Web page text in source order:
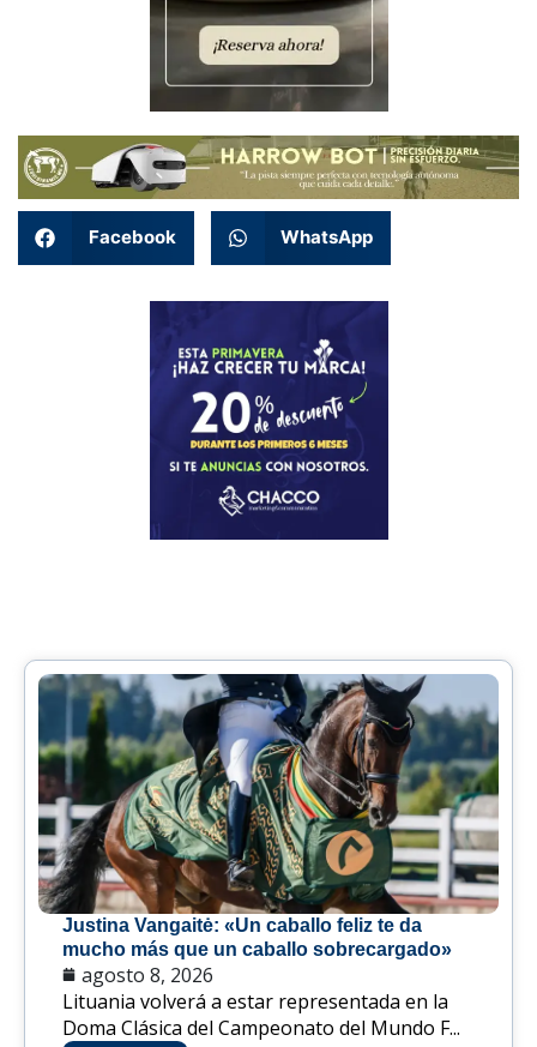
Facebook WhatsApp
Justina Vangaitė: «Un caballo feliz te da
mucho más que un caballo sobrecargado»
agosto 8, 2026
Lituania volverá a estar representada en la
Doma Clásica del Campeonato del Mundo F...